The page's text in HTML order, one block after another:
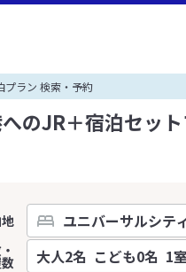
プラン 検索・予約
のJR＋宿泊セッ